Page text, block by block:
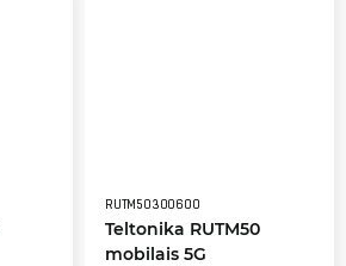
RUTM50300600
Teltonika RUTM50
mobilais 5G